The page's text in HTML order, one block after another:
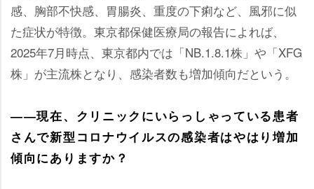
感、胸部不快感、胃腸炎、重度の下痢など、風邪に似
た症状が特徴。東京都保健医療局の報告によれば、
2025年7月時点、東京都内では「NB.1.8.1株」や「XFG
株」が主流株となり、感染者数も増加傾向だという。
――現在、クリニックにいらっしゃっている患者
さんで新型コロナウイルスの感染者はやはり増加
傾向にありますか？